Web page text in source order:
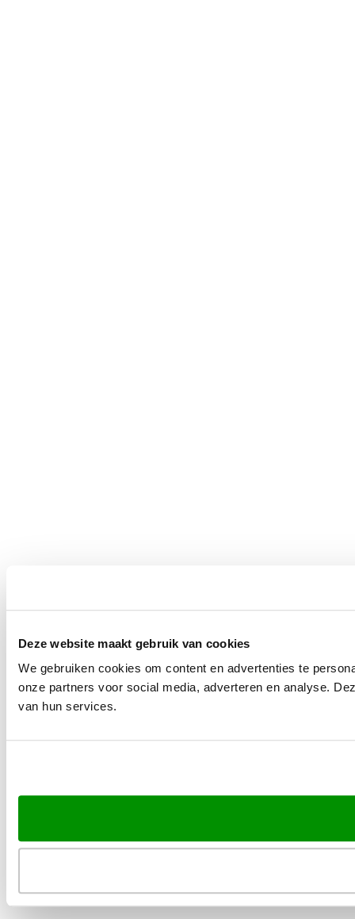
Deze website maakt gebruik van cookies
We gebruiken cookies om content en advertenties te
onze partners voor social media, adverteren en analyse.
van hun services.